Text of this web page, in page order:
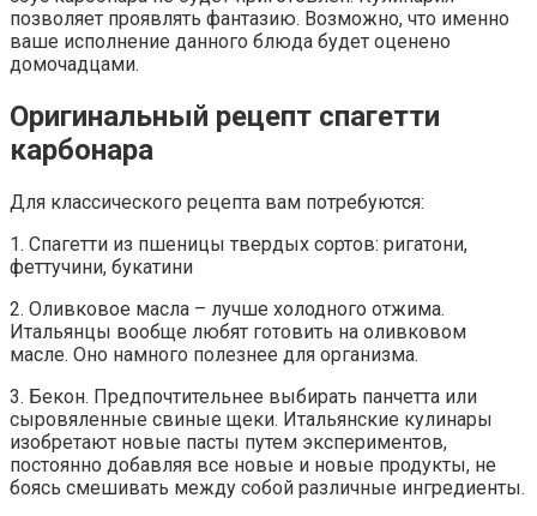
позволяет проявлять фантазию. Возможно, что именно
ваше исполнение данного блюда будет оценено
домочадцами.
Оригинальный рецепт спагетти
карбонара
Для классического рецепта вам потребуются:
1. Спагетти из пшеницы твердых сортов: ригатони,
феттучини, букатини
2. Оливковое масла – лучше холодного отжима.
Итальянцы вообще любят готовить на оливковом
масле. Оно намного полезнее для организма.
3. Бекон. Предпочтительнее выбирать панчетта или
сыровяленные свиные щеки. Итальянские кулинары
изобретают новые пасты путем экспериментов,
постоянно добавляя все новые и новые продукты, не
боясь смешивать между собой различные ингредиенты.